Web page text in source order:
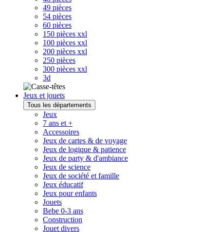
49 pièces
54 pièces
60 pièces
150 pièces xxl
100 pièces xxl
200 pièces xxl
250 pièces
300 pièces xxl
3d
Jeux et jouets
Tous les départements
Jeux
7 ans et +
Accessoires
Jeux de cartes & de voyage
Jeux de logique & patience
Jeux de party & d'ambiance
Jeux de science
Jeux de société et famille
Jeux éducatif
Jeux pour enfants
Jouets
Bebe 0-3 ans
Construction
Jouet divers